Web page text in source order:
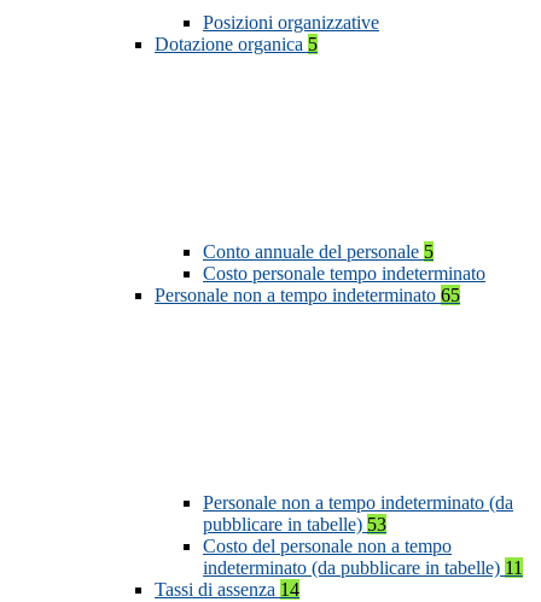
Posizioni organizzative
Dotazione organica 5
Conto annuale del personale 5
Costo personale tempo indeterminato
Personale non a tempo indeterminato 65
Personale non a tempo indeterminato (da
pubblicare in tabelle) 53
Costo del personale non a tempo
indeterminato (da pubblicare in tabelle) 11
Tassi di assenza 14